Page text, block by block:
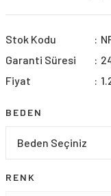
Stok Kodu
Garanti Süresi
Fiyat
BEDEN
RENK